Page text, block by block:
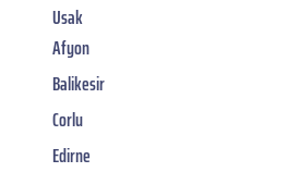
Usak
Afyon
Balikesir
Corlu
Edirne